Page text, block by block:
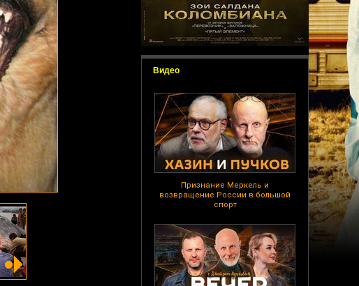
Видео
Признание Меркель и
возвращение России в большой
спорт